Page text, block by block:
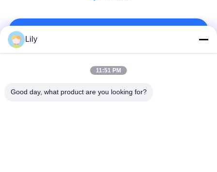
Lily
11:51 PM
Good day, what product are you looking for?